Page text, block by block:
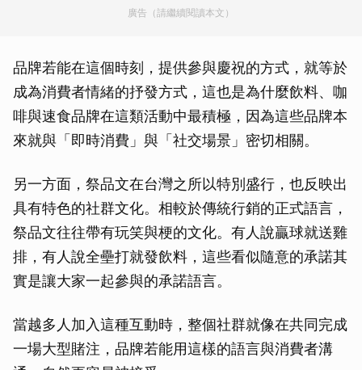
廣告（請繼續閱讀本文）
品牌若能在這個時刻，提供參與慶祝的方式，就等於
成為消費者情緒的抒發方式，這也是為什麼飲料、咖
啡與速食品牌在這類活動中最積極，因為這些品牌本
來就與「即時消費」與「社交場景」密切相關。
另一方面，祭品文在台灣之所以特別盛行，也反映出
具有特色的社群文化。相較於傳統行銷的正式語言，
祭品文往往帶有玩笑與梗的文化。有人說贏球就送雞
排，有人說全壘打就發飲料，這些看似隨意的承諾其
實是讓大家一起參與的承諾語言。
當越多人加入這種互動時，整個社群就像在共同完成
一場大型賭注，品牌若能用這樣的語言與消費者溝